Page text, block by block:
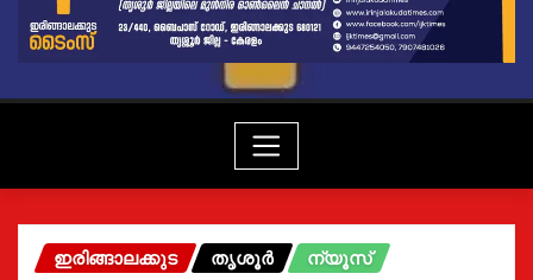
ഇരിങ്ങാലക്കുട തൃശൂർ ന്യൂസ്